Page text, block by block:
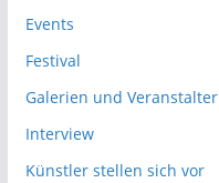
Events
Festival
Galerien und Veranstalter
Interview
Künstler stellen sich vor